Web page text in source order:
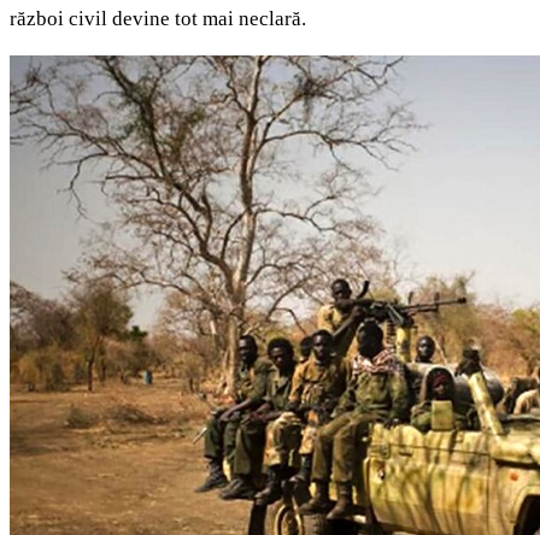
război civil devine tot mai neclară.